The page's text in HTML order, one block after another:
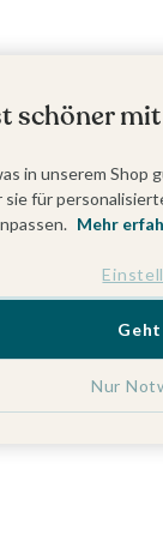
schöner
in unserem
für
Mehr
Nur